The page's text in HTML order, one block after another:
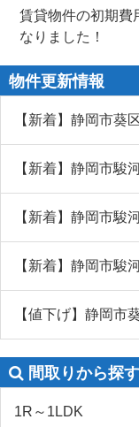
賃貸物件の初期費
なりました！
物件更新情報
【新着】静岡市葵
【新着】静岡市駿
【新着】静岡市駿
【新着】静岡市駿
【値下げ】静岡市
間取りから探す
1R～1LDK